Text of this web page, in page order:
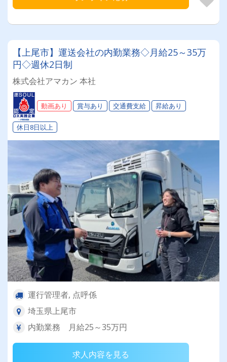
【上尾市】運送会社の内勤業務◇月給25～35万
円◇週休2日制
株式会社アマカン 本社
動画あり 賞与あり 交通費支給 昇給あり
休日8日以上
運行管理者, 点呼係
埼玉県上尾市
内勤業務 月給25～35万円
求人内容を見る